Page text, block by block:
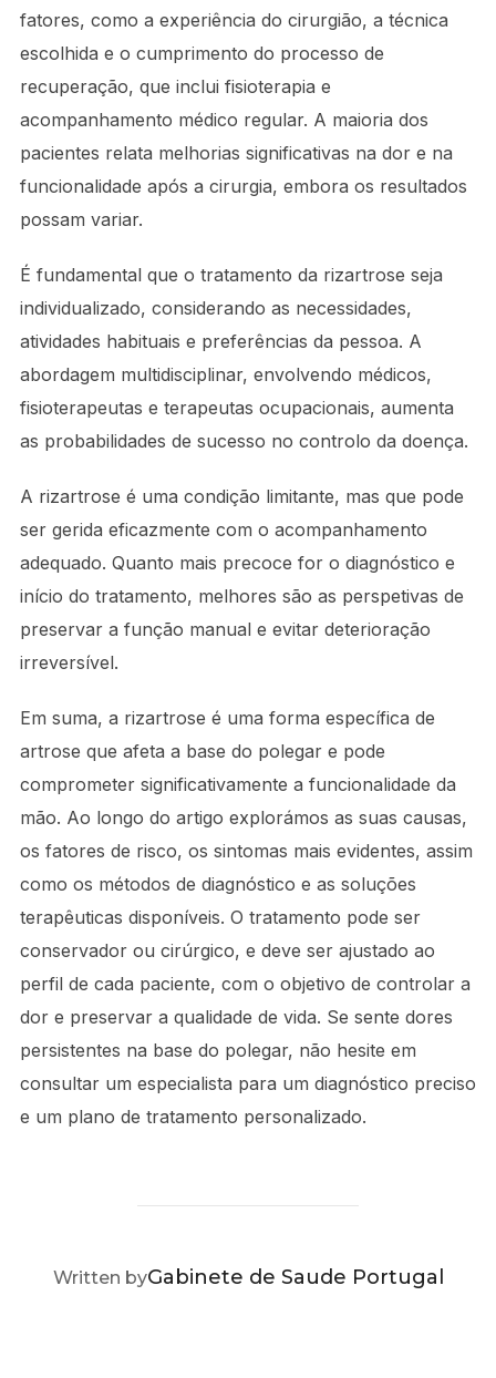
fatores, como a experiência do cirurgião, a técnica
escolhida e o cumprimento do processo de
recuperação, que inclui fisioterapia e
acompanhamento médico regular. A maioria dos
pacientes relata melhorias significativas na dor e na
funcionalidade após a cirurgia, embora os resultados
possam variar.
É fundamental que o tratamento da rizartrose seja
individualizado, considerando as necessidades,
atividades habituais e preferências da pessoa. A
abordagem multidisciplinar, envolvendo médicos,
fisioterapeutas e terapeutas ocupacionais, aumenta
as probabilidades de sucesso no controlo da doença.
A rizartrose é uma condição limitante, mas que pode
ser gerida eficazmente com o acompanhamento
adequado. Quanto mais precoce for o diagnóstico e
início do tratamento, melhores são as perspetivas de
preservar a função manual e evitar deterioração
irreversível.
Em suma, a rizartrose é uma forma específica de
artrose que afeta a base do polegar e pode
comprometer significativamente a funcionalidade da
mão. Ao longo do artigo explorámos as suas causas,
os fatores de risco, os sintomas mais evidentes, assim
como os métodos de diagnóstico e as soluções
terapêuticas disponíveis. O tratamento pode ser
conservador ou cirúrgico, e deve ser ajustado ao
perfil de cada paciente, com o objetivo de controlar a
dor e preservar a qualidade de vida. Se sente dores
persistentes na base do polegar, não hesite em
consultar um especialista para um diagnóstico preciso
e um plano de tratamento personalizado.
POST AUTHOR
Written byGabinete de Saude Portugal